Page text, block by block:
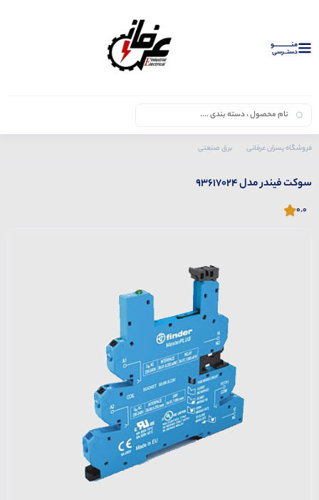
منــــــــــــو
دستــرسی
فروشگاه پسران عرفانی برق صنعتی
سوکت فیندر مدل 93617024
0.0